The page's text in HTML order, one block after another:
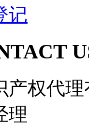
记
产权代
理